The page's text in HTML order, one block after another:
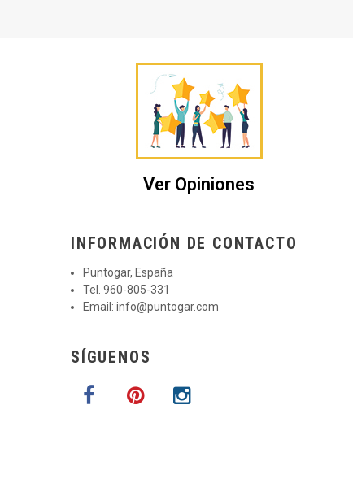
Ver Opiniones
INFORMACIÓN DE CONTACTO
Puntogar, España
Tel. 960-805-331
Email: info@puntogar.com
SÍGUENOS